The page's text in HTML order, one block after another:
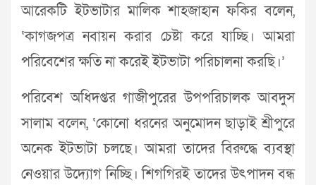
আরেকটি ইটভাটার মালিক শাহজাহান ফকির বলেন,
‘কাগজপত্র নবায়ন করার চেষ্টা করে যাচ্ছি। আমরা
পরিবেশের ক্ষতি না করেই ইটভাটা পরিচালনা করছি।’
পরিবেশ অধিদপ্তর গাজীপুরের উপপরিচালক আবদুস
সালাম বলেন, ‘কোনো ধরনের অনুমোদন ছাড়াই শ্রীপুরে
অনেক ইটভাটা চলছে। আমরা তাদের বিরুদ্ধে ব্যবস্থা
নেওয়ার উদ্যোগ নিচ্ছি। শিগগিরই তাদের উৎপাদন বন্ধ